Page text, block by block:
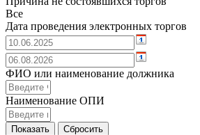
Все
Дата проведения электронных торгов
ФИО или наименование должника
Наименование ОПИ